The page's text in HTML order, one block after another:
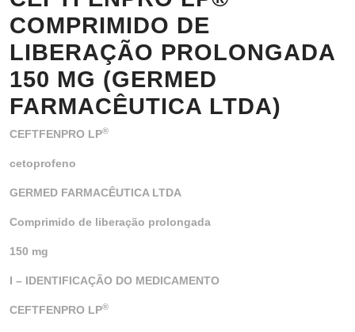
COMPRIMIDO DE
LIBERAÇÃO PROLONGADA
150 MG (GERMED
FARMACÊUTICA LTDA)
CEFTFENPRO LP®
cetoprofeno
GERMED FARMACÊUTICA LTDA
Comprimido de liberação prolongada
150 mg
I – IDENTIFICAÇÃO DO MEDICAMENTO
CEFTFENPRO LP®